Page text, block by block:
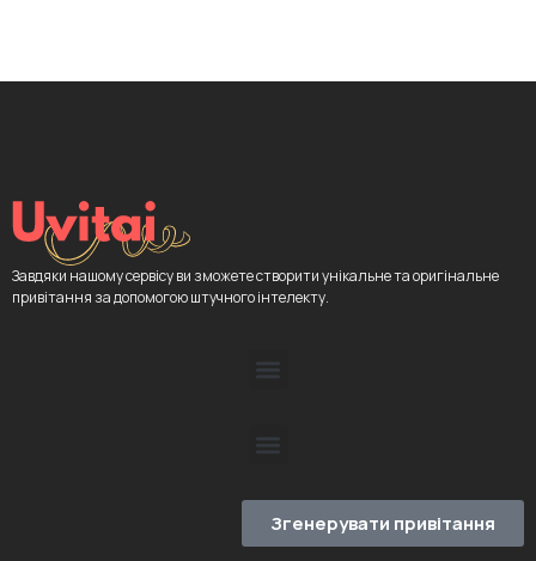
Завдяки нашому сервісу ви зможете створити унікальне та оригінальне
привітання за допомогою штучного інтелекту.
Згенерувати привітання